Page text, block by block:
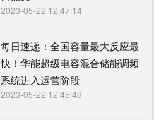
2023-05-22 12:47:14
每日速递：全国容量最大反应最
快！华能超级电容混合储能调频
系统进入运营阶段
2023-05-22 12:45:48